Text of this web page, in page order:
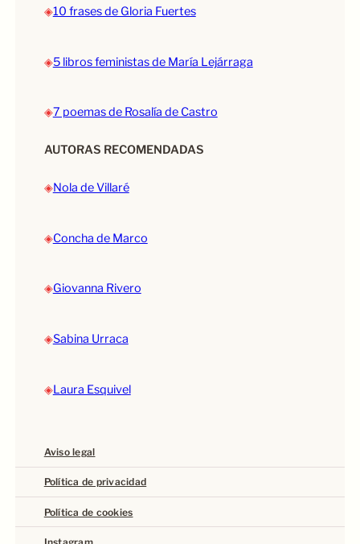
◈10 frases de Gloria Fuertes
◈5 libros feministas de María Lejárraga
◈7 poemas de Rosalía de Castro
AUTORAS RECOMENDADAS
◈Nola de Villaré
◈Concha de Marco
◈Giovanna Rivero
◈Sabina Urraca
◈Laura Esquivel
Aviso legal
Política de privacidad
Política de cookies